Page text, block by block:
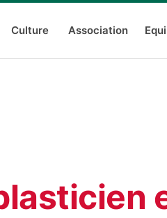
Culture Association